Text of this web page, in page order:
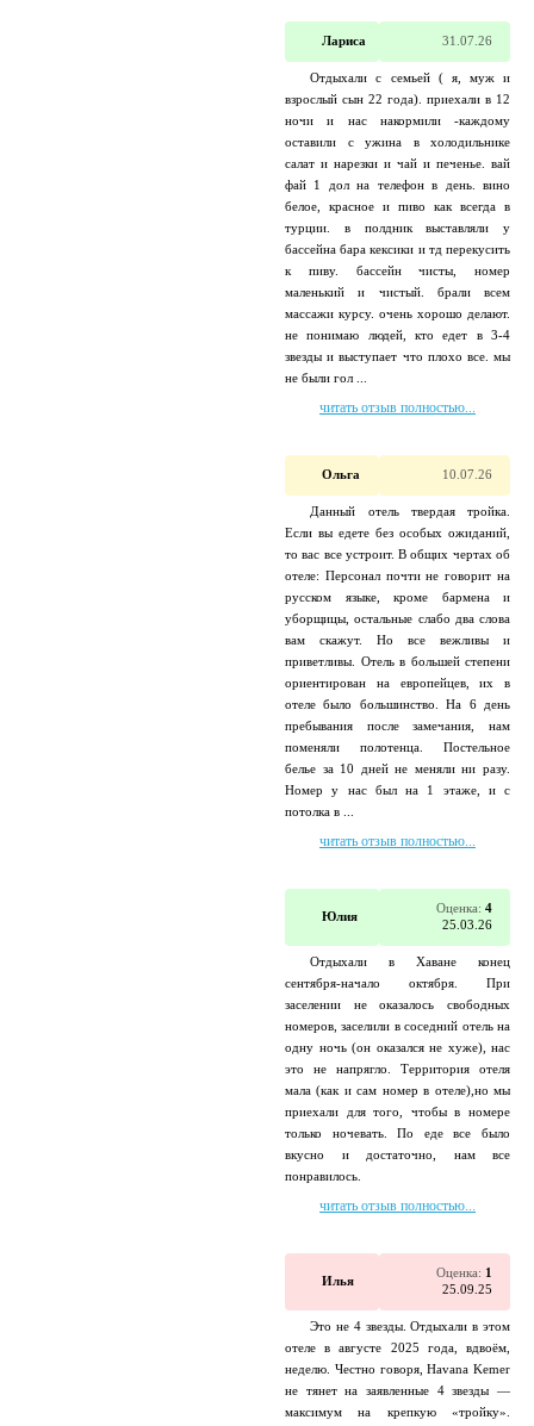
Лариса 31.07.26
Отдыхали с семьей ( я, муж и
взрослый сын 22 года). приехали в 12
ночи и нас накормили -каждому
оставили с ужина в холодильнике
салат и нарезки и чай и печенье. вай
фай 1 дол на телефон в день. вино
белое, красное и пиво как всегда в
турции. в полдник выставляли у
бассейна бара кексики и тд перекусить
к пиву. бассейн чисты, номер
маленький и чистый. брали всем
массажи курсу. очень хорошо делают.
не понимаю людей, кто едет в 3-4
звезды и выступает что плохо все. мы
не были гол ...
читать отзыв полностью...
Ольга 10.07.26
Данный отель твердая тройка.
Если вы едете без особых ожиданий,
то вас все устроит. В общих чертах об
отеле: Персонал почти не говорит на
русском языке, кроме бармена и
уборщицы, остальные слабо два слова
вам скажут. Но все вежливы и
приветливы. Отель в большей степени
ориентирован на европейцев, их в
отеле было большинство. На 6 день
пребывания после замечания, нам
поменяли полотенца. Постельное
белье за 10 дней не меняли ни разу.
Номер у нас был на 1 этаже, и с
потолка в ...
читать отзыв полностью...
Юлия
Оценка: 4
25.03.26
Отдыхали в Хаване конец
сентября-начало октября. При
заселении не оказалось свободных
номеров, заселили в соседний отель на
одну ночь (он оказался не хуже), нас
это не напрягло. Территория отеля
мала (как и сам номер в отеле),но мы
приехали для того, чтобы в номере
только ночевать. По еде все было
вкусно и достаточно, нам все
понравилось.
читать отзыв полностью...
Илья
Оценка: 1
25.09.25
Это не 4 звезды. Отдыхали в этом
отеле в августе 2025 года, вдвоём,
неделю. Честно говоря, Havana Kemer
не тянет на заявленные 4 звезды —
максимум на крепкую «тройку».